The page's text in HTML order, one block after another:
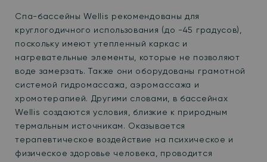
Спа-бассейны Wellis рекомендованы для
круглогодичного использования (до -45 градусов),
поскольку имеют утепленный каркас и
нагревательные элементы, которые не позволяют
воде замерзать.Также они оборудованы грамотной
системой гидромассажа, аэромассажа и
хромотерапией. Другими словами, в бассейнах
Wellis создаются условия, близкие к природным
термальным источникам. Оказывается
терапевтическое воздействие на психическое и
физическое здоровье человека, проводится